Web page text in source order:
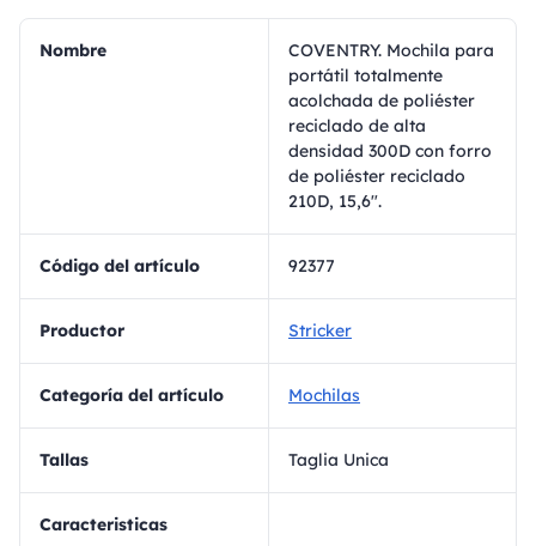
Nombre
COVENTRY. Mochila para
portátil totalmente
acolchada de poliéster
reciclado de alta
densidad 300D con forro
de poliéster reciclado
210D, 15,6".
Código del artículo 92377
Productor Stricker
Categoría del artículo Mochilas
Tallas Taglia Unica
Caracteristicas